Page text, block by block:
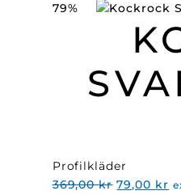
79%
Profilkläder
369,00kr Det
79,00 kr